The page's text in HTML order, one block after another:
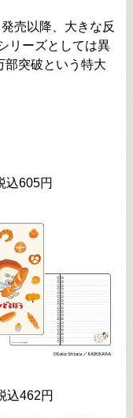
売以降、大きな反
リーズとしては異
部突破という特大
605円
462円